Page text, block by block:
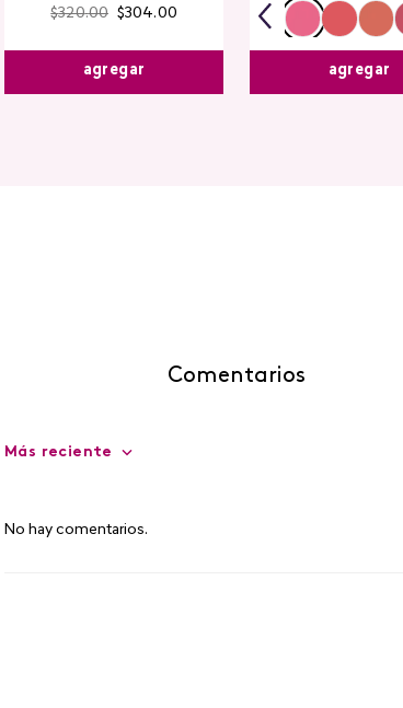
$320.00 $304.00
agregar agregar
Comentarios
Más reciente
No hay comentarios.